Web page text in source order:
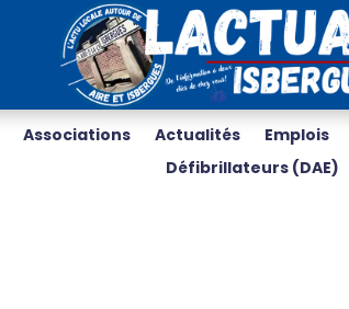
Associations Actualités Emplois
Défibrillateurs (DAE)